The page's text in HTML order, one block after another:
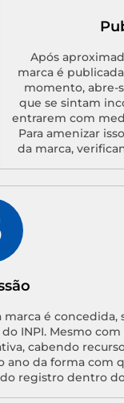
Após
marca é
momento, abre-
que se sintam
entrarem com
Para amenizar
da marca,
é concedida,
INPI. Mesmo com
cabendo recurso
ano da forma com
registro dentro